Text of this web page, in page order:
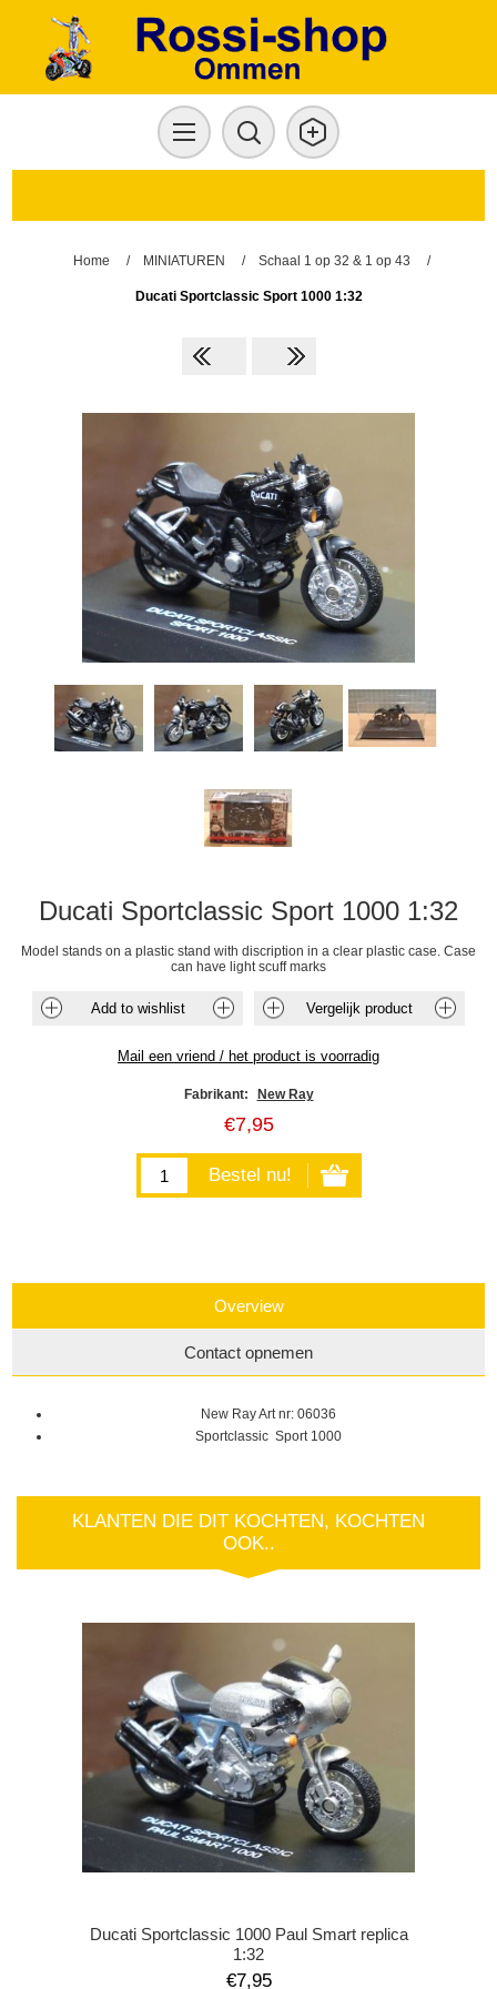
Home / MINIATUREN / Schaal 1 op 32 & 1 op 43 /
Ducati Sportclassic Sport 1000 1:32
Ducati Sportclassic Sport 1000 1:32
Model stands on a plastic stand with discription in a clear plastic case. Case
can have light scuff marks
Fabrikant: New Ray
€7,95
Overview
Contact opnemen
New Ray Art nr: 06036
Sportclassic Sport 1000
KLANTEN DIE DIT KOCHTEN, KOCHTEN
OOK..
Ducati Sportclassic 1000 Paul Smart replica
1:32
€7,95